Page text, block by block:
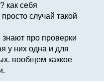
как себя
случай такой
про проверки
у них одна и для
вообщем каккое